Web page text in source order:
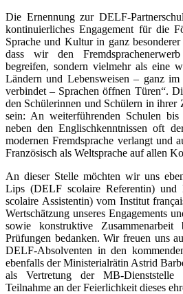
Die Ernennung zur DELF-
kontinuierliches Engagement für die
Sprache und Kultur in ganz
dass wir den
begreifen, sondern vielmehr als eine
Ländern und Lebensweisen – ganz
verbindet – Sprachen öffnen Türen“.
den Schülerinnen und Schülern in
sein: An weiterführenden Schulen
neben den Englischkenntnissen oft
modernen Fremdsprache verlangt und
Französisch als Weltsprache auf allen
An dieser Stelle möchten wir uns
Lips (DELF scolaire Referentin) und
scolaire Assistentin) vom Institut
Wertschätzung unseres Engagements
sowie konstruktive
Prüfungen bedanken. Wir freuen uns
DELF-Absolventen in den
ebenfalls der Ministerialrätin Astrid
als Vertretung der MB-
Teilnahme an der Feierlichkeit dieses